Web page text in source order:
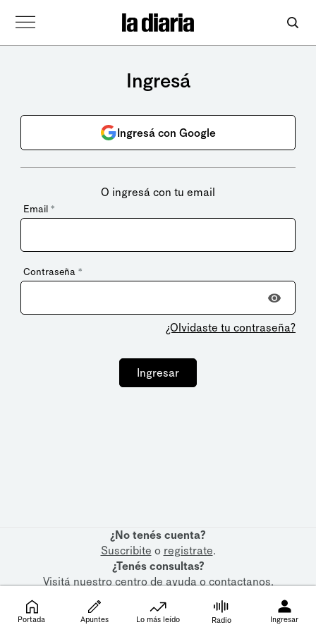
Ingresá
Ingresá con Google
O ingresá con tu email
Email *
Contraseña *
¿Olvidaste tu contraseña?
Ingresar
¿No tenés cuenta?
Suscribite o registrate.
¿Tenés consultas?
Visitá nuestrocentro de ayudaocontactanos.
Portada Apuntes Lo más leído Radio Ingresar